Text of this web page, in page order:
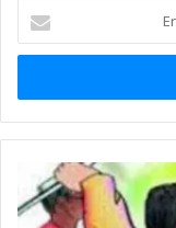
your
Email